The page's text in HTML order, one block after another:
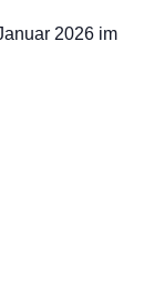
2026 im